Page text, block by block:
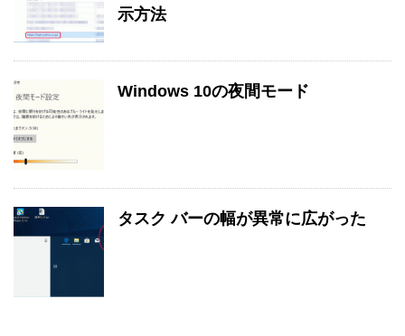
示方法
Windows 10の夜間モード
タスク バーの幅が異常に広がった